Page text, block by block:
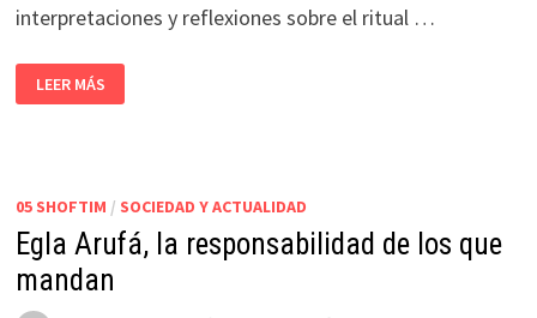
interpretaciones y reflexiones sobre el ritual …
LEER MÁS
05 SHOFTIM / SOCIEDAD Y ACTUALIDAD
Egla Arufá, la responsabilidad de los que
mandan